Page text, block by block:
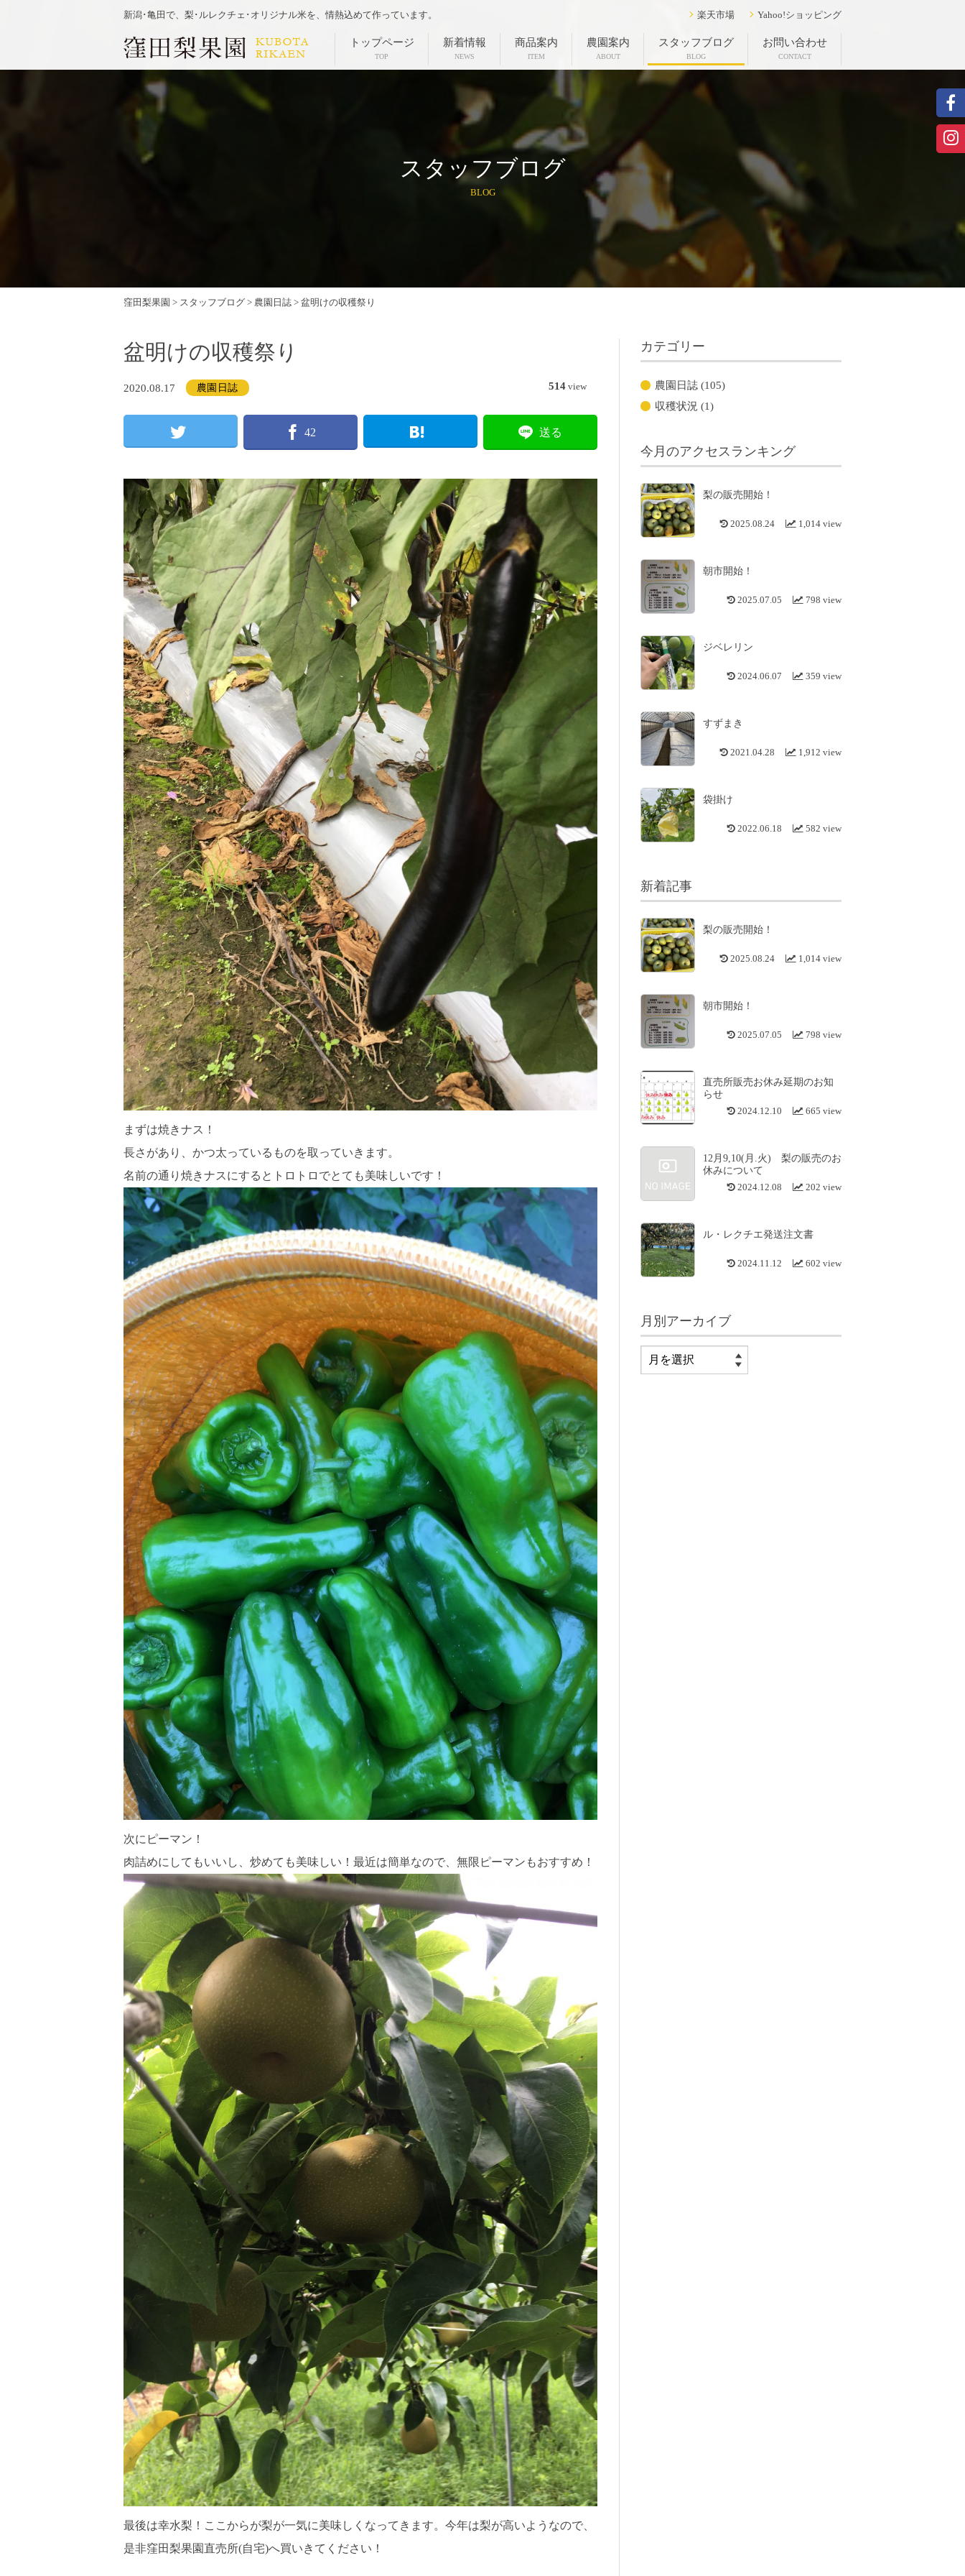
新潟･亀田で、梨･ルレクチェ･オリジナル米を、情熱込めて作っています。 楽天市場 Yahoo!ショッピング
トップページ
TOP
新着情報
NEWS
商品案内
ITEM
農園案内
ABOUT
スタッフブログ
BLOG
お問い合わせ
CONTACT
スタッフブログ
BLOG
窪田梨果園 > スタッフブログ > 農園日誌 > 盆明けの収穫祭り
盆明けの収穫祭り
2020.08.17 農園日誌 514 view
42 送る
まずは焼きナス！
長さがあり、かつ太っているものを取っていきます。
名前の通り焼きナスにするとトロトロでとても美味しいです！
次にピーマン！
肉詰めにしてもいいし、炒めても美味しい！最近は簡単なので、無限ピーマンもおすすめ！
最後は幸水梨！ここからが梨が一気に美味しくなってきます。今年は梨が高いようなので、
是非窪田梨果園直売所(自宅)へ買いきてください！
カテゴリー
農園日誌 (105)
収穫状況 (1)
今月のアクセスランキング
梨の販売開始！
1,014 view
2025.08.24
朝市開始！
798 view
2025.07.05
ジベレリン
359 view
2024.06.07
すずまき
1,912 view
2021.04.28
袋掛け
582 view
2022.06.18
新着記事
梨の販売開始！
1,014 view
2025.08.24
朝市開始！
798 view
2025.07.05
直売所販売お休み延期のお知
らせ
665 view
2024.12.10
12月9,10(月.火) 梨の販売のお
休みについて
202 view
2024.12.08
ル・レクチエ発送注文書
602 view
2024.11.12
月別アーカイブ